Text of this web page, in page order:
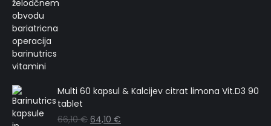
Multi 60 kapsul & Kalcijev citrat limona Vit.D3 90
tablet
66,10€ 64,10 €